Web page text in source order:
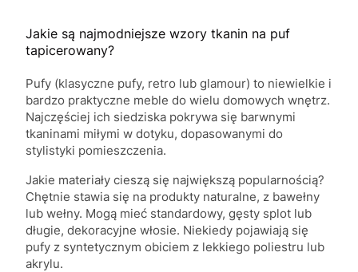
Jakie są najmodniejsze wzory tkanin na puf
tapicerowany?
Pufy (klasyczne pufy, retro lub glamour) to niewielkie i
bardzo praktyczne meble do wielu domowych wnętrz.
Najczęściej ich siedziska pokrywa się barwnymi
tkaninami miłymi w dotyku, dopasowanymi do
stylistyki pomieszczenia.
Jakie materiały cieszą się największą popularnością?
Chętnie stawia się na produkty naturalne, z bawełny
lub wełny. Mogą mieć standardowy, gęsty splot lub
długie, dekoracyjne włosie. Niekiedy pojawiają się
pufy z syntetycznym obiciem z lekkiego poliestru lub
akrylu.